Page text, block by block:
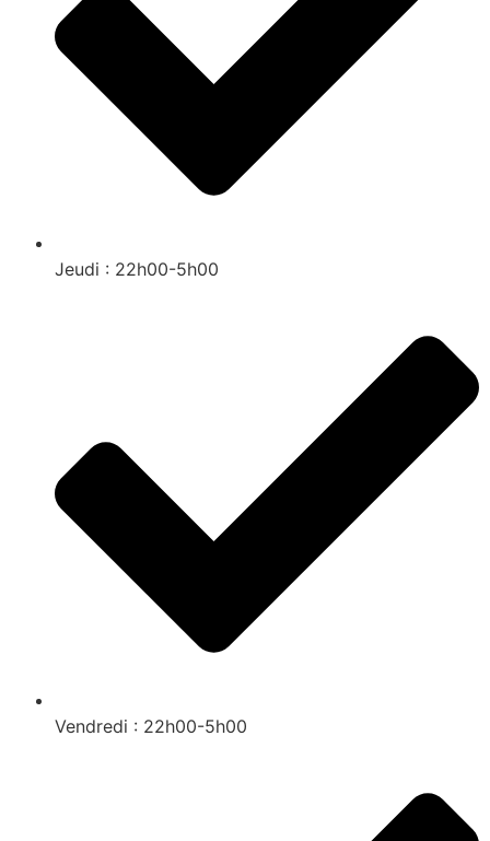
Jeudi : 22h00-5h00
Vendredi : 22h00-5h00